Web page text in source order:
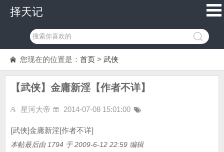
择天记
您现在的位置是： 首页 > 武侠
【武侠】金庸新淫【作者不详】
星河大帝 2014-07-08 15:01:00
[武侠]金庸新淫[作者不详]
本帖最后由 1794 于 2009-6-12 22:59 编辑